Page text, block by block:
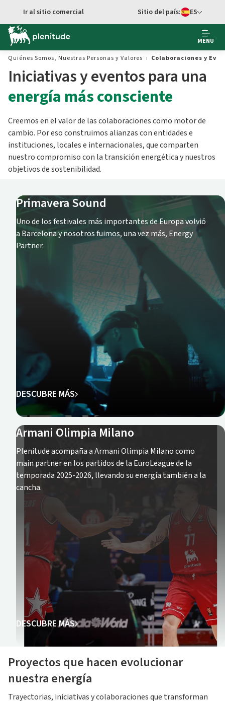
Ir al contenido principal
Ir al sitio comercial
cambiar idioma
Sitio del país: ES
MENU
Quiénes Somos, Nuestras Personas y Valores
Colaboraciones y
Iniciativas y eventos para una
energía más consciente
Creemos en el valor de las colaboraciones como motor de
cambio. Por eso construimos alianzas con entidades e
instituciones, locales e internacionales, que comparten
nuestro compromiso con la transición energética y nuestros
objetivos de sostenibilidad.
Primavera Sound
Uno de los festivales más importantes de Europa volvió
a Barcelona y nosotros fuimos, una vez más, Energy
Partner.
DESCUBRE MÁS
Armani Olimpia Milano
Plenitude acompaña a Armani Olimpia Milano como
main partner en los partidos de la EuroLeague de la
temporada 2025-2026, llevando su energía también a la
cancha.
DESCUBRE MÁS
Proyectos que hacen evolucionar
nuestra energía
Trayectorias, iniciativas y colaboraciones que transforman